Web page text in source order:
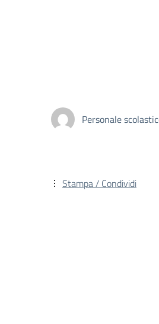
Personale
Stampa / Condividi